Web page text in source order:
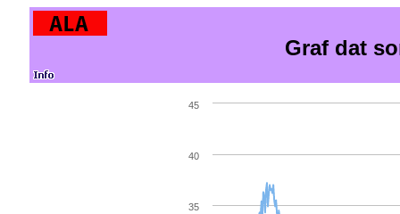
Graf dat
35
40
45